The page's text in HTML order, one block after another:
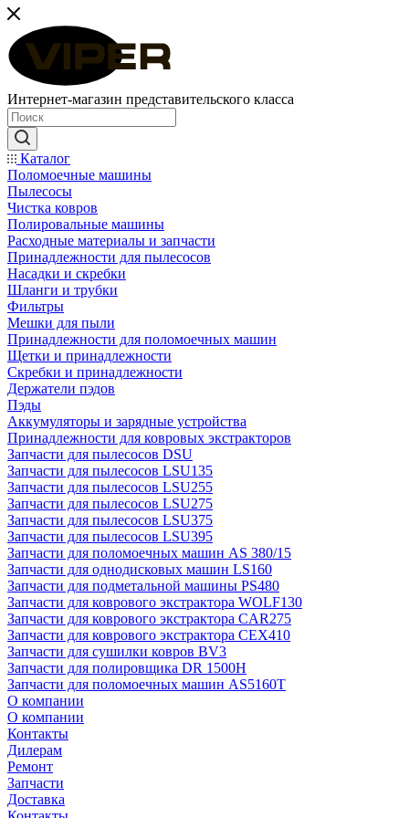
Интернет-магазин представительского класса
Каталог
Поломоечные машины
Пылесосы
Чистка ковров
Полировальные машины
Расходные материалы и запчасти
Принадлежности для пылесосов
Насадки и скребки
Шланги и трубки
Фильтры
Мешки для пыли
Принадлежности для поломоечных машин
Щетки и принадлежности
Скребки и принадлежности
Держатели пэдов
Пэды
Аккумуляторы и зарядные устройства
Принадлежности для ковровых экстракторов
Запчасти для пылесосов DSU
Запчасти для пылесосов LSU135
Запчасти для пылесосов LSU255
Запчасти для пылесосов LSU275
Запчасти для пылесосов LSU375
Запчасти для пылесосов LSU395
Запчасти для поломоечных машин AS 380/15
Запчасти для однодисковых машин LS160
Запчасти для подметальной машины PS480
Запчасти для коврового экстрактора WOLF130
Запчасти для коврового экстрактора CAR275
Запчасти для коврового экстрактора CEX410
Запчасти для сушилки ковров BV3
Запчасти для полировщика DR 1500H
Запчасти для поломоечных машин AS5160T
О компании
О компании
Контакты
Дилерам
Ремонт
Запчасти
Доставка